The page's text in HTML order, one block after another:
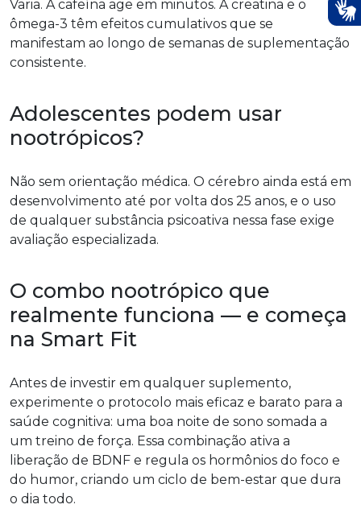
Varia. A cafeína age em minutos. A creatina e o
ômega-3 têm efeitos cumulativos que se
manifestam ao longo de semanas de suplementação
consistente.
Adolescentes podem usar
nootrópicos?
Não sem orientação médica. O cérebro ainda está em
desenvolvimento até por volta dos 25 anos, e o uso
de qualquer substância psicoativa nessa fase exige
avaliação especializada.
O combo nootrópico que
realmente funciona — e começa
na Smart Fit
Antes de investir em qualquer suplemento,
experimente o protocolo mais eficaz e barato para a
saúde cognitiva: uma boa noite de sono somada a
um treino de força. Essa combinação ativa a
liberação de BDNF e regula os hormônios do foco e
do humor, criando um ciclo de bem-estar que dura
o dia todo.